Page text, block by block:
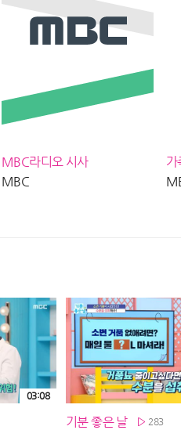
MBC라디오 시사
MBC
가
03:08
기분 좋은 날 283